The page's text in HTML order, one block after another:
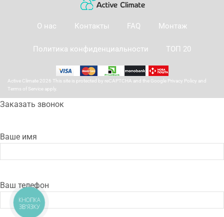
О нас Контакты FAQ Монтаж
Политика конфиденциальности ТОП 20
Active Climate 2026 This site is protected by reCAPTCHA and the Google Privacy Policy and
Terms of Service apply.
Заказать звонок
Ваше имя
Ваш телефон
КНОПКА
ЗВ'ЯЗКУ